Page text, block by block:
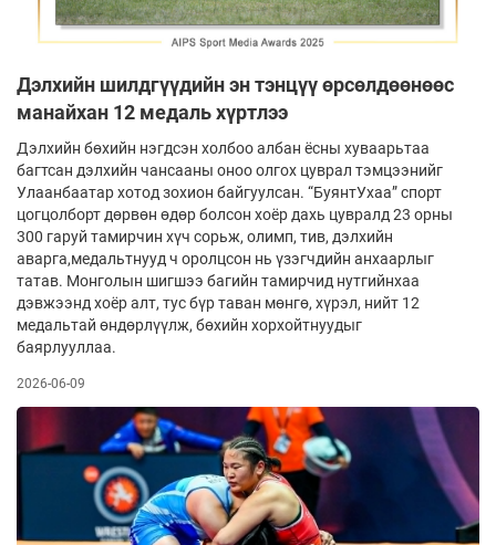
Дэлхийн шилдгүүдийн эн тэнцүү өрсөлдөөнөөс
манайхан 12 медаль хүртлээ
Дэлхийн бөхийн нэгдсэн холбоо албан ёсны хуваарьтаа
багтсан дэлхийн чансааны оноо олгох цуврал тэмцээнийг
Улаан­баатар хотод зохион байгуулсан. “БуянтУхаа” спорт
цогцолборт дөрвөн өдөр болсон хоёр дахь цувралд 23 орны
300 гаруй тамирчин хүч сорьж, олимп, тив, дэлхийн
аварга,медальтнууд ч оролцсон нь үзэгчдийн анхаарлыг
та­тав. Монголын шигшээ багийн тамирчид нут­гийнхаа
дэвжээнд хоёр алт, тус бүр таван мөнгө, хүрэл, нийт 12
медальтай өндөрлүүлж, бөхийн хор­хойтнуудыг
баярлууллаа.
2026-06-09